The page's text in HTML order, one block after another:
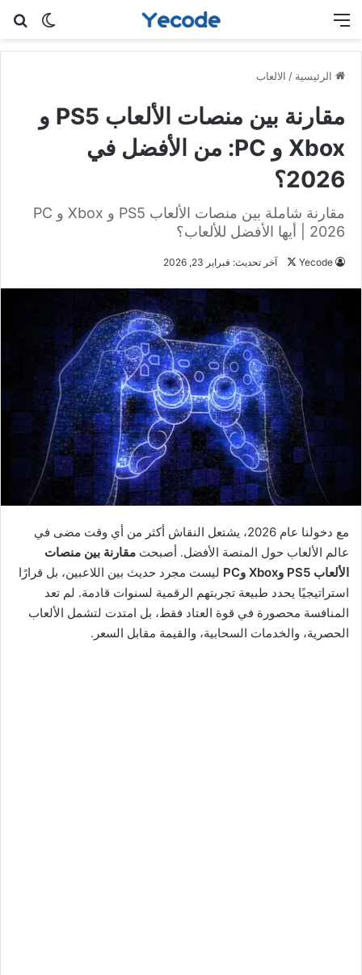
الوضع القائمة
الرئيسية / الالعاب
مقارنة بين منصات الألعاب PS5 و
Xbox و PC: من الأفضل في
2026؟
مقارنة شاملة بين منصات الألعاب PS5 و Xbox و PC
2026 | أيها الأفضل للألعاب؟
Yecode
ل
ى
X
آخر تحديث: فبراير 23, 2026
مع دخولنا عام 2026، يشتعل النقاش أكثر من أي وقت مضى في
عالم الألعاب حول المنصة الأفضل. أصبحت مقارنة بين منصات
الألعاب PS5 وXbox وPC
ليست مجرد حديث بين اللاعبين، بل قرارًا
استراتيجيًا يحدد طبيعة تجربتهم الرقمية لسنوات قادمة. لم تعد
المنافسة محصورة في قوة العتاد فقط، بل امتدت لتشمل الألعاب
الحصرية، والخدمات السحابية، والقيمة مقابل السعر.